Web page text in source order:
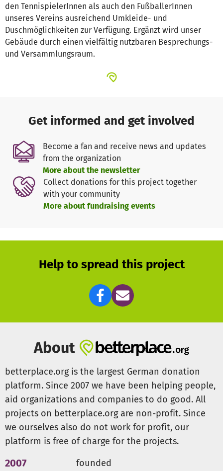
den TennispielerInnen als auch den FußballerInnen
unseres Vereins ausreichend Umkleide- und
Duschmöglichkeiten zur Verfügung. Ergänzt wird unser
Gebäude durch einen vielfältig nutzbaren Besprechungs-
und Versammlungsraum.
Get informed and get involved
Become a fan and receive news and updates
from the organization
More about the newsletter
Collect donations for this project together
with your community
More about fundraising events
Help to spread this project
About
betterplace.org is the largest German donation
platform. Since 2007 we have been helping people,
aid organizations and companies to do good. All
projects on betterplace.org are non-profit. Since
we ourselves also do not work for profit, our
platform is free of charge for the projects.
2007 founded